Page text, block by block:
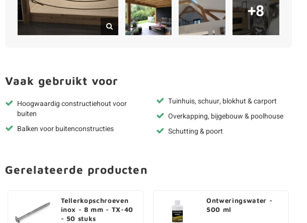
+8
Vaak gebruikt voor
Hoogwaardig constructiehout voor
buiten
Balken voor buitenconstructies
Tuinhuis, schuur, blokhut & carport
Overkapping, bijgebouw & poolhouse
Schutting & poort
Gerelateerde producten
Tellerkopschroeven
inox - 8 mm - TX-40
- 50 stuks
Ontweringswater -
500 ml